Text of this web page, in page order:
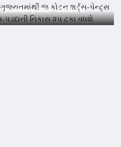
28 January, 2026 - 12:31 AM